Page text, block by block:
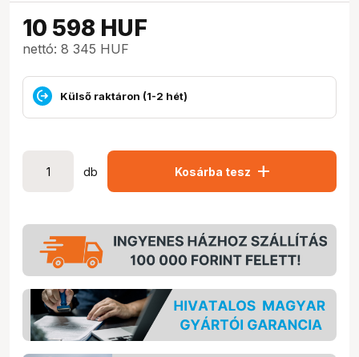
10 598 HUF
nettó: 8 345 HUF
Külső raktáron (1-2 hét)
db Kosárba tesz add